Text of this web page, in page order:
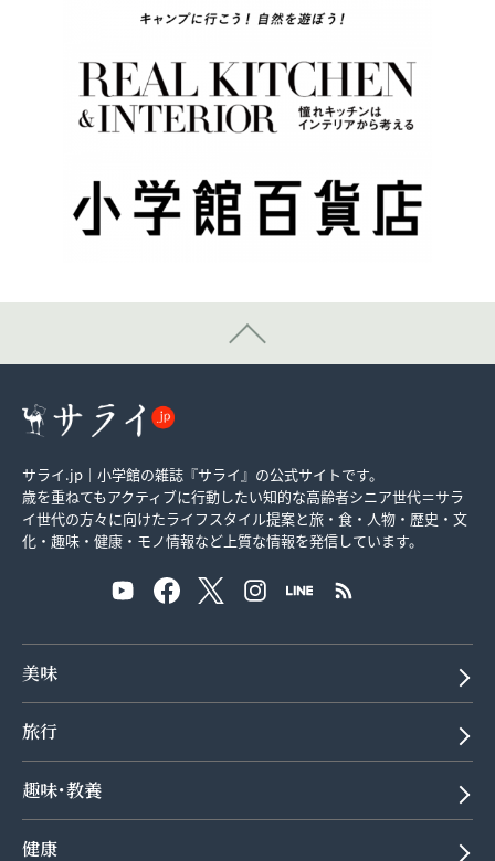
サライ.jp｜小学館の雑誌『サライ』の公式サイトです。
歳を重ねてもアクティブに行動したい知的な高齢者シニア世代＝サラ
イ世代の方々に向けたライフスタイル提案と旅・食・人物・歴史・文
化・趣味・健康・モノ情報など上質な情報を発信しています。
美味
旅行
趣味･教養
健康